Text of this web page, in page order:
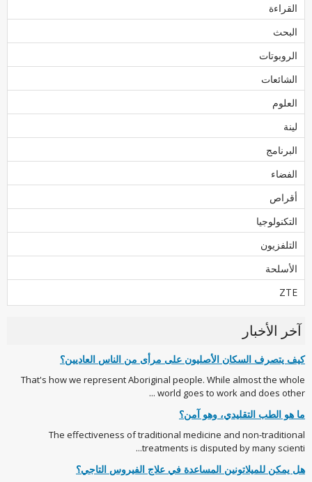
القراءة
البحث
الروبوتات
الشائعات
العلوم
لينة
البرنامج
الفضاء
أقراص
التكنولوجيا
التلفزيون
الأسلحة
ZTE
آخر الأخبار
كيف يتصرف السكان الأصليون على مرأى من الناس العاديين؟
That's how we represent Aboriginal people. While almost the whole
world goes to work and does other ...
ما هو الطب التقليدي، وهو آمن؟
The effectiveness of traditional medicine and non-traditional
treatments is disputed by many scienti...
هل يمكن للميلاتونين المساعدة في علاج الفيروس التاجي؟